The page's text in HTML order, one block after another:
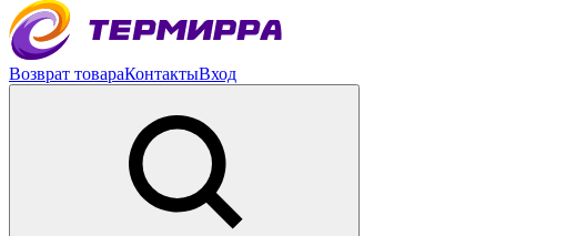
Возврат товараКонтактыВход